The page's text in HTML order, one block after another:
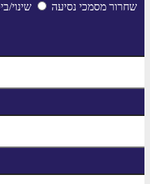
שחרור מסמכי נסיעה שינוי/